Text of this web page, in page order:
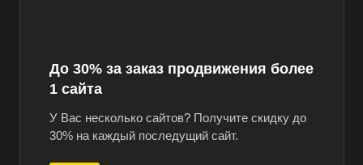
До 30% за заказ продвижения более
1 сайта
У Вас несколько сайтов? Получите скидку до
30% на каждый последущий сайт.